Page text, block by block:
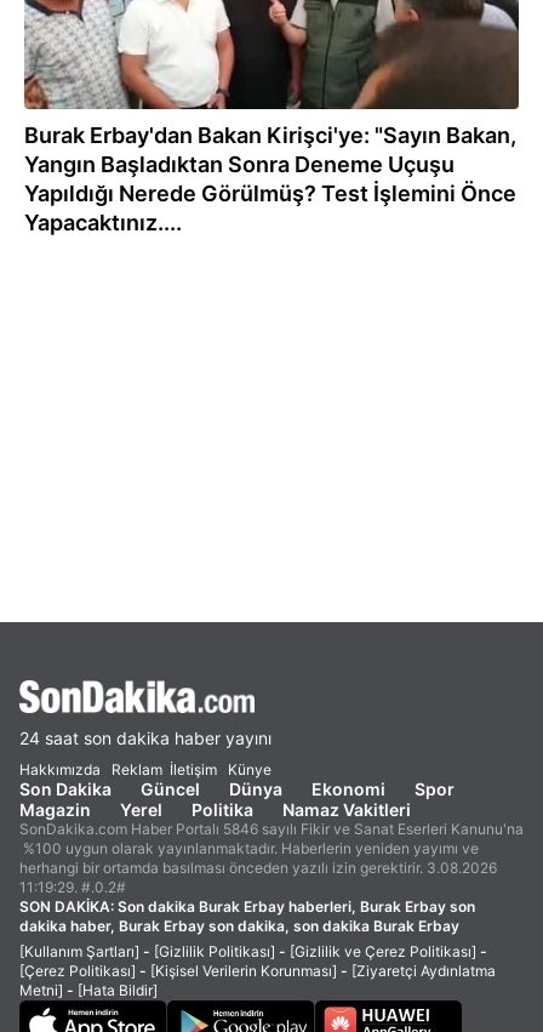
Burak Erbay'dan Bakan Kirişci'ye: "Sayın Bakan,
Yangın Başladıktan Sonra Deneme Uçuşu
Yapıldığı Nerede Görülmüş? Test İşlemini Önce
Yapacaktınız....
24 saat son dakika haber yayını
Hakkımızda Reklam İletişim Künye
Son Dakika Güncel Dünya Ekonomi
Spor
Magazin
Yerel Politika Namaz Vakitleri
SonDakika.com Haber Portalı 5846 sayılı Fikir ve Sanat Eserleri Kanunu'na
%100 uygun olarak yayınlanmaktadır. Haberlerin yeniden yayımı ve
herhangi bir ortamda basılması önceden yazılı izin gerektirir. 3.08.2026
11:19:29. #.0.2#
SON DAKİKA: Son dakika Burak Erbay haberleri, Burak Erbay son
dakika haber, Burak Erbay son dakika, son dakika Burak Erbay
[Kullanım Şartları] - [Gizlilik Politikası] - [Gizlilik ve Çerez Politikası] -
[Çerez Politikası] - [Kişisel Verilerin Korunması] - [Ziyaretçi Aydınlatma
Metni] - [Hata Bildir]